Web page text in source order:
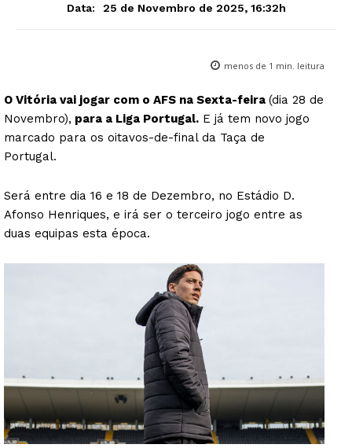
Data:
25 de Novembro de 2025, 16:32h
menos de 1 min. leitura
O Vitória vai jogar com o AFS na Sexta-feira (dia 28 de
Novembro), para a Liga Portugal. E já tem novo jogo
marcado para os oitavos-de-final da Taça de
Portugal.
Será entre dia 16 e 18 de Dezembro, no Estádio D.
Afonso Henriques, e irá ser o terceiro jogo entre as
duas equipas esta época.